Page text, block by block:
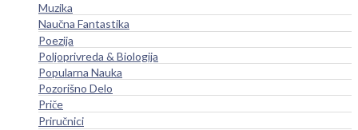
Muzika
Naučna Fantastika
Poezija
Poljoprivreda & Biologija
Popularna Nauka
Pozorišno Delo
Priče
Priručnici